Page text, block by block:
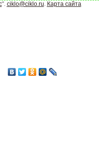
". ciklo@ciklo.ru. Карта сайта